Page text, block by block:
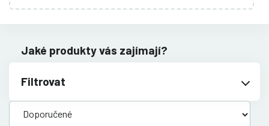
Jaké produkty vás zajímají?
Filtrovat